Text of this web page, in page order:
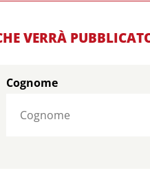
VERRÀ
Cognome